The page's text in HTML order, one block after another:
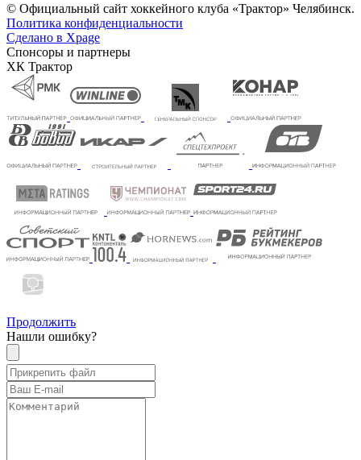
© Официальный сайт хоккейного клуба «Трактор» Челябинск.
Политика конфиденциальности
Сделано в Xpage
Спонсоры и партнеры
ХК Трактор
Продолжить
Нашли ошибку?